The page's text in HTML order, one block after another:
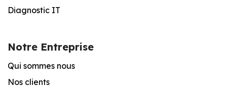
Diagnostic IT
Notre Entreprise
Qui sommes nous
Nos clients